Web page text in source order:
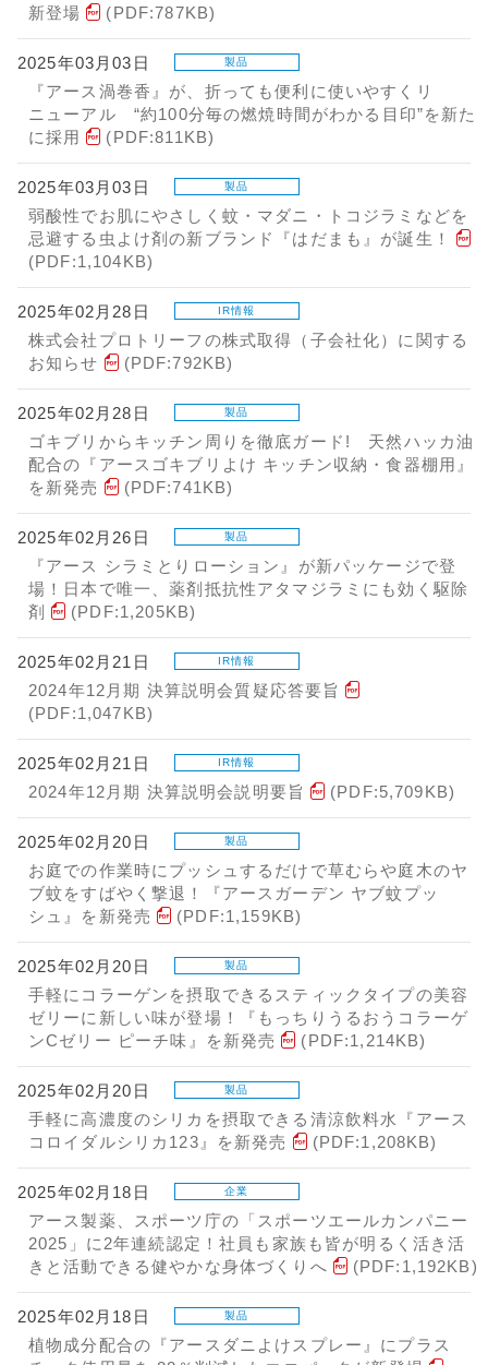
新登場 (PDF:787KB)
2025年03月03日 製品
『アース渦巻香』が、折っても便利に使いやすくリ
ニューアル “約100分毎の燃焼時間がわかる目印”を新た
に採用
(PDF:811KB)
2025年03月03日 製品
弱酸性でお肌にやさしく蚊・マダニ・トコジラミなどを
忌避する虫よけ剤の新ブランド『はだまも』が誕生！
(PDF:1,104KB)
2025年02月28日 IR情報
株式会社プロトリーフの株式取得（子会社化）に関する
お知らせ
(PDF:792KB)
2025年02月28日 製品
ゴキブリからキッチン周りを徹底ガード! 天然ハッカ油
配合の『アースゴキブリよけ キッチン収納・食器棚用』
を新発売
(PDF:741KB)
2025年02月26日 製品
『アース シラミとりローション』が新パッケージで登
場！日本で唯一、薬剤抵抗性アタマジラミにも効く駆除
剤
(PDF:1,205KB)
2025年02月21日 IR情報
2024年12月期 決算説明会質疑応答要旨
(PDF:1,047KB)
2025年02月21日 IR情報
2024年12月期 決算説明会説明要旨 (PDF:5,709KB)
2025年02月20日 製品
お庭での作業時にプッシュするだけで草むらや庭木のヤ
ブ蚊をすばやく撃退！『アースガーデン ヤブ蚊プッ
シュ』を新発売
(PDF:1,159KB)
2025年02月20日 製品
手軽にコラーゲンを摂取できるスティックタイプの美容
ゼリーに新しい味が登場！『もっちりうるおうコラーゲ
ンCゼリー ピーチ味』を新発売
(PDF:1,214KB)
2025年02月20日 製品
手軽に高濃度のシリカを摂取できる清涼飲料水『アース
コロイダルシリカ123』を新発売
(PDF:1,208KB)
2025年02月18日 企業
アース製薬、スポーツ庁の「スポーツエールカンパニー
2025」に2年連続認定！社員も家族も皆が明るく活き活
きと活動できる健やかな身体づくりへ
(PDF:1,192KB)
2025年02月18日 製品
植物成分配合の『アースダニよけスプレー』にプラス